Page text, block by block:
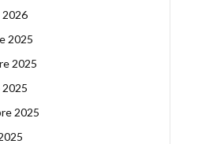
2026
2025
2025
2025